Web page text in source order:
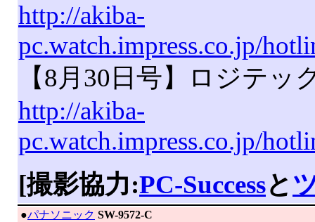
http://akiba-
pc.watch.impress.co.jp/
【8月30日号】ロジテ
http://akiba-
pc.watch.impress.co.jp/
[撮影協力:PC-Successと
●パナソニック SW-9572-C